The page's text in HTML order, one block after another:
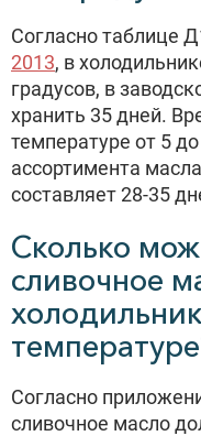
Согласно таблице
2013, в
градусов, в
хранить 35 дней.
температуре от 5
ассортимента
составляет 28-35
Сколько
сливочное
Согласно
сливочное масло